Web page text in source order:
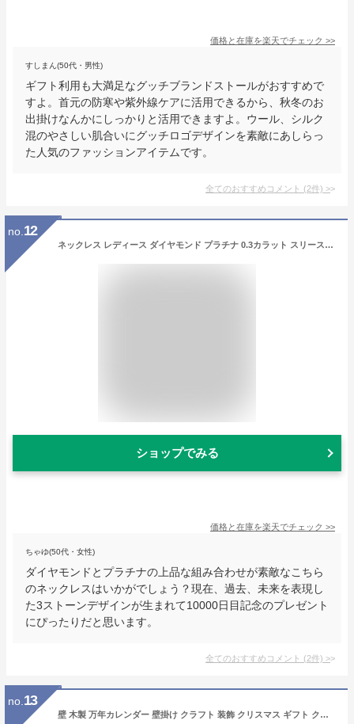
価格と在庫を楽天でチェック >>
すしまん(50代・男性)
ギフト利用も大満足なグッチブランドストールがおすすめで
すよ。首元の防寒や紫外線ケアに活用できるから、秋冬のお
出掛けなんかにしっかりと活用できますよ。ウール、シルク
混のやさしい肌合いにグッチロゴデザインを素敵にあしらっ
た人気のファッションアイテムです。
全てのおすすめコメント (2件) >
no. 12
ネックレス レディース ダイヤモンド プラチナ 0.3カラット スリーストーン トリロジー ネックレス シンプル 人気 Hカラー SIクラス GOODカット スリーストーン あす楽 送料無料 ダイヤネックレス プラチナ 40代 50代 ジュエリー アクセサリー ギフト 誕生日 プレゼント
ショップでみる
価格と在庫を楽天でチェック >>
ちゃゆ(50代・女性)
ダイヤモンドとプラチナの上品な組み合わせが素敵なこちら
のネックレスはいかがでしょう？現在、過去、未来を表現し
た3ストーンデザインが生まれて10000日目記念のプレゼント
にぴったりだと思います。
全てのおすすめコメント (2件) >
no. 13
壁 木製 万年カレンダー 壁掛け クラフト 装飾 クリスマス ギフト クリスマス カレンダー 万年 手芸 装飾